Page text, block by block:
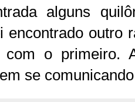
alguns
encontrado outro
com o primeiro.
se